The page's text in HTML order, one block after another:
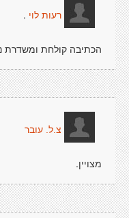
רעות לוי .
הכתיבה קולחת ומשדרת
צ.ל. עובר
מצויין.